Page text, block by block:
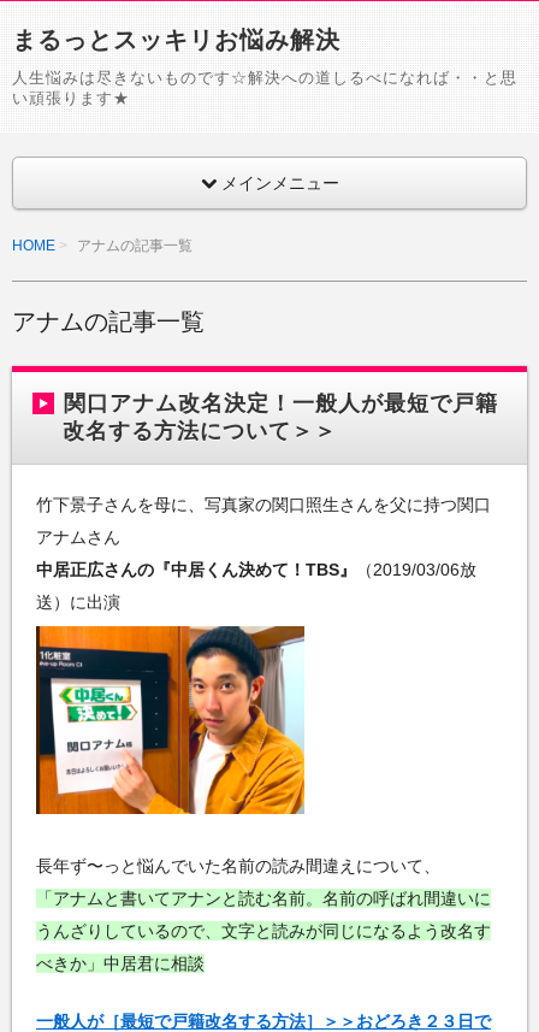
まるっとスッキリお悩み解決
人生悩みは尽きないものです☆解決への道しるべになれば・・と思
い頑張ります★
メインメニュー
HOME アナムの記事一覧
アナムの記事一覧
関口アナム改名決定！一般人が最短で戸籍
改名する方法について＞＞
竹下景子さんを母に、写真家の関口照生さんを父に持つ関口
アナムさん
中居正広さんの『中居くん決めて！TBS』
（2019/03/06放
送）に出演
長年ず〜っと悩んでいた名前の読み間違えについて、
「アナムと書いてアナンと読む名前。名前の呼ばれ間違いに
うんざりしているので、文字と読みが同じになるよう改名す
べきか」中居君に相談
一般人が［最短で戸籍改名する方法］＞＞おどろき２３日で